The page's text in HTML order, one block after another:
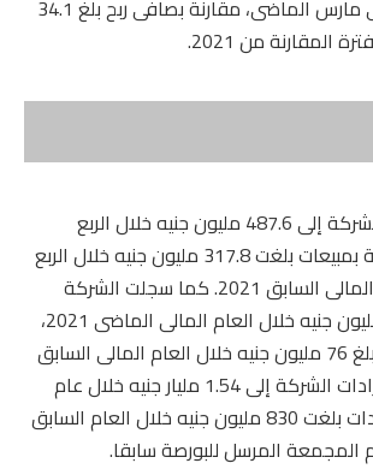
الربع الأول المنتهى مارس الماضى، مقارنة بصافى ربح بلغ 34.1
المقارنة من 2021.
وارتفعت مبيعات الشركة إلى 487.6 مليون جنيه خلال الربع
المشار إليها، مقارنة بمبيعات بلغت 317.8 مليون جنيه خلال الربع
المقارن من العام المالى السابق 2021. كما سجلت الشركة
صافى ربح بلغ 81 مليون جنيه خلال العام المالى الماضى 2021،
مقارنة بصافى ربح بلغ 76 مليون جنيه خلال العام المالى السابق
2021. وارتفعت إيرادات الشركة إلى 1.54 مليار جنيه خلال عام
2021، مقارنة بإيرادات بلغت 830 مليون جنيه خلال العام السابق